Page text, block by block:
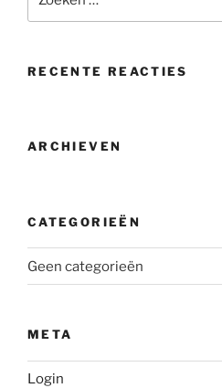
naar:
RECENTE REACTIES
ARCHIEVEN
CATEGORIEËN
Geen categorieën
META
Login